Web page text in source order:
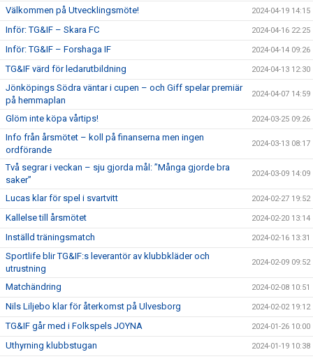
Välkommen på Utvecklingsmöte! 2024-04-19 14:15
Inför: TG&IF – Skara FC 2024-04-16 22:25
Inför: TG&IF – Forshaga IF 2024-04-14 09:26
TG&IF värd för ledarutbildning 2024-04-13 12:30
Jönköpings Södra väntar i cupen – och Giff spelar premiär
på hemmaplan
2024-04-07 14:59
Glöm inte köpa vårtips! 2024-03-25 09:26
Info från årsmötet – koll på finanserna men ingen
ordförande
2024-03-13 08:17
Två segrar i veckan – sju gjorda mål: ”Många gjorde bra
saker”
2024-03-09 14:09
Lucas klar för spel i svartvitt 2024-02-27 19:52
Kallelse till årsmötet 2024-02-20 13:14
Inställd träningsmatch 2024-02-16 13:31
Sportlife blir TG&IF:s leverantör av klubbkläder och
utrustning
2024-02-09 09:52
Matchändring 2024-02-08 10:51
Nils Liljebo klar för återkomst på Ulvesborg 2024-02-02 19:12
TG&IF går med i Folkspels JOYNA 2024-01-26 10:00
Uthyrning klubbstugan 2024-01-19 10:38